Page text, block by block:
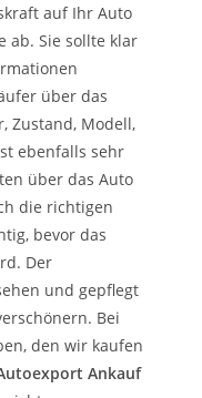
auf Ihr Auto
ab. Sie sollte klar
über das
Zustand, Modell,
ebenfalls sehr
über das Auto
die richtigen
bevor das
Der
und gepflegt
Bei
den wir kaufen
Ankauf